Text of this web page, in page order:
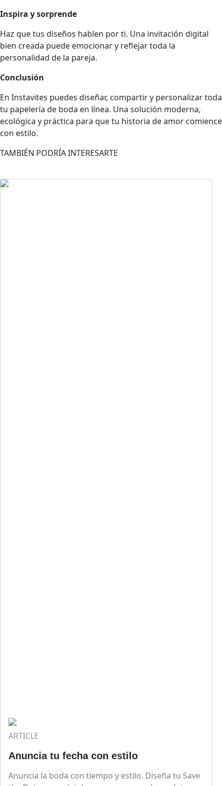
Inspira y sorprende
Haz que tus diseños hablen por ti. Una invitación digital
bien creada puede emocionar y reflejar toda la
personalidad de la pareja.
Conclusión
En Instavites puedes diseñar, compartir y personalizar toda
tu papelería de boda en línea. Una solución moderna,
ecológica y práctica para que tu historia de amor comience
con estilo.
TAMBIÉN PODRÍA INTERESARTE
ARTICLE
Anuncia tu fecha con estilo
Anuncia la boda con tiempo y estilo. Diseña tu Save